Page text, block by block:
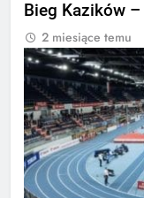
Bieg Kazików
2 miesiące temu